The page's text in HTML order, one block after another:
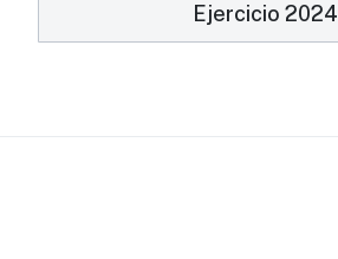
Ejercicio 2024